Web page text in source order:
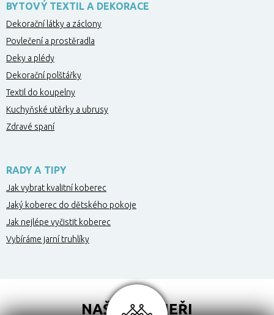
BYTOVÝ TEXTIL A DEKORACE
Dekorační látky a záclony
Povlečení a prostěradla
Deky a plédy
Dekorační polštářky
Textil do koupelny
Kuchyňské utěrky a ubrusy
Zdravé spaní
RADY A TIPY
Jak vybrat kvalitní koberec
Jaký koberec do dětského pokoje
Jak nejlépe vyčistit koberec
Vybíráme jarní truhlíky
NAŠI PARTNEŘI